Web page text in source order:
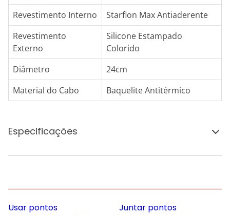
Revestimento Interno
Starflon Max Antiaderente
Revestimento
Externo
Silicone Estampado
Colorido
Diâmetro
24cm
Material do Cabo
Baquelite Antitérmico
Especificações
Usar pontos
Juntar pontos